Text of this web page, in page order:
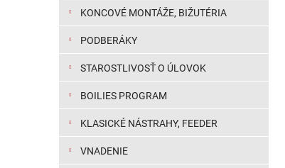
KONCOVÉ MONTÁŽE, BIŽUTÉRIA
PODBERÁKY
STAROSTLIVOSŤ O ÚLOVOK
BOILIES PROGRAM
KLASICKÉ NÁSTRAHY, FEEDER
VNADENIE